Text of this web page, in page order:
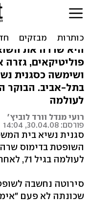
נפטרה
השופטת
היא שרדה את
פוליטיקאים, גזרה
ושימשה כסגנית
בתל-אביב. הבוקר
לעולמה
רועי מנדל וורד לוביץ'
פורסם: 30.04.08, 14:04
סגנית נשיא בית
השופטת בדימוס שרה
לעולמה בגיל 71, לאחר מאבק ממושך במחלה.
סירוטה נחשבה
שכונתה לא פעם